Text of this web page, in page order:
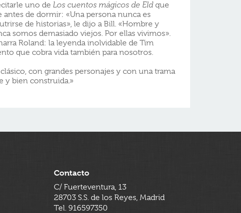
uno de Los cuentos mágicos de Eld que
antes de dormir: «Una persona nunca es
de historias», le dijo a Bill. «Hombre y
somos demasiado viejos. Por ellas vivimos».
Roland: la leyenda inolvidable de Tim
que cobra vida también para nosotros.
con grandes personajes y con una trama
y bien construida.»
Contacto
C/ Fuerteventura, 13
28703 S.S. de los Reyes, Madrid
Tel. 916597350